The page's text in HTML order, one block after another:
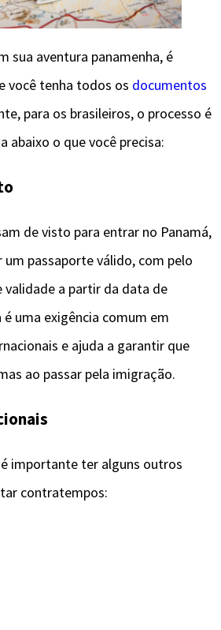
sua aventura panamenha, é
você tenha todos os documentos
para os brasileiros, o processo é
abaixo o que você precisa:
de visto para entrar no Panamá,
passaporte válido, com pelo
validade a partir da data de
é uma exigência comum em
e ajuda a garantir que
ao passar pela imigração.
importante ter alguns outros
contratempos: